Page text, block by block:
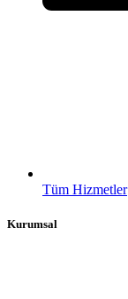
Tüm Hizmetler
Kurumsal